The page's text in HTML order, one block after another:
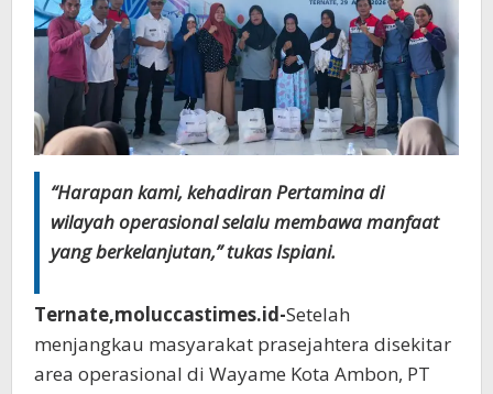
“Harapan kami, kehadiran Pertamina di
wilayah operasional selalu membawa manfaat
yang berkelanjutan,” tukas Ispiani.
Ternate,moluccastimes.id-Setelah
menjangkau masyarakat prasejahtera disekitar
area operasional di Wayame Kota Ambon, PT